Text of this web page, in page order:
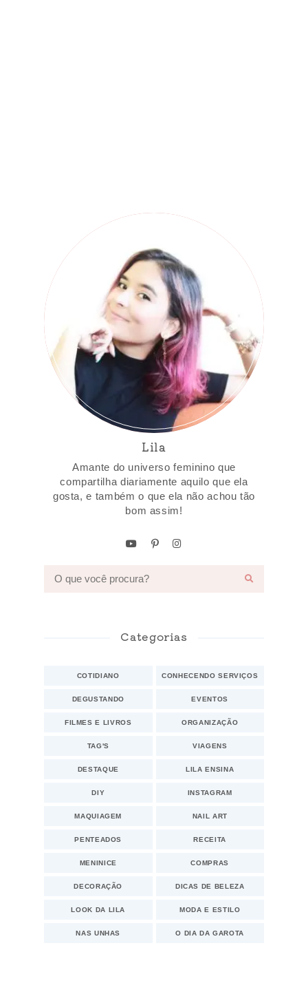
Lila
Amante do universo feminino que
compartilha diariamente aquilo que ela
gosta, e também o que ela não achou tão
bom assim!
Categorias
COTIDIANO CONHECENDO SERVIÇOS
DEGUSTANDO EVENTOS
FILMES E LIVROS ORGANIZAÇÃO
TAG'S VIAGENS
DESTAQUE LILA ENSINA
DIY INSTAGRAM
MAQUIAGEM NAIL ART
PENTEADOS RECEITA
MENINICE COMPRAS
DECORAÇÃO DICAS DE BELEZA
LOOK DA LILA MODA E ESTILO
NAS UNHAS O DIA DA GAROTA